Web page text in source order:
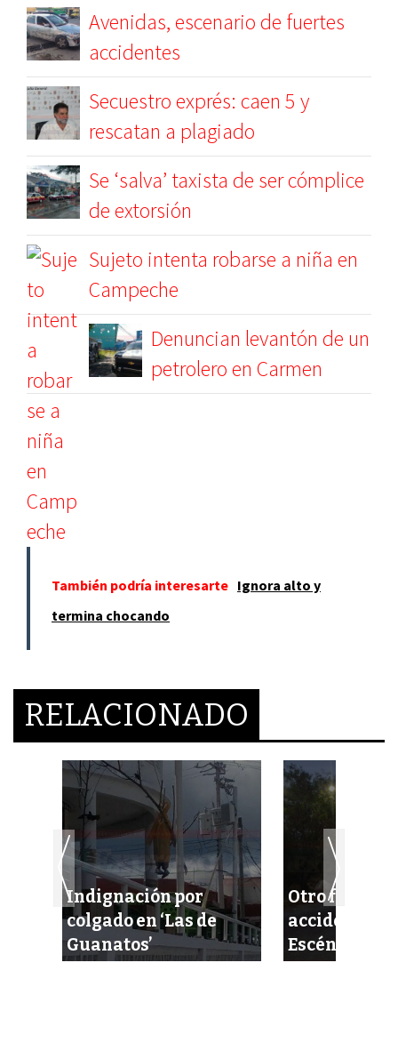
Avenidas, escenario de fuertes
accidentes
Secuestro exprés: caen 5 y
rescatan a plagiado
Se ‘salva’ taxista de ser cómplice
de extorsión
Sujeto intenta robarse a niña en
Campeche
Denuncian levantón de un
petrolero en Carmen
También podría interesarte Ignora alto y
termina chocando
RELACIONADO
Indignación por
colgado en ‘Las de
Guanatos’
Otro
accidente
Escénica